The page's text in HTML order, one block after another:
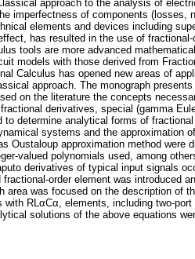
approach to the analysis of
imperfectness of components (losses,
elements and devices including
has resulted in the use of
tools are more advanced
models with those derived from
Calculus has opened new areas of
approach. The monograph
on the literature the concepts
derivatives, special (gamma
to determine analytical forms of
systems and the approximation
Oustaloup approximation method were
valued polynomials used, among
derivatives of typical input signals
order element was introduced
area was focused on the description of
RLαCα, elements, including two-
solutions of the above equations